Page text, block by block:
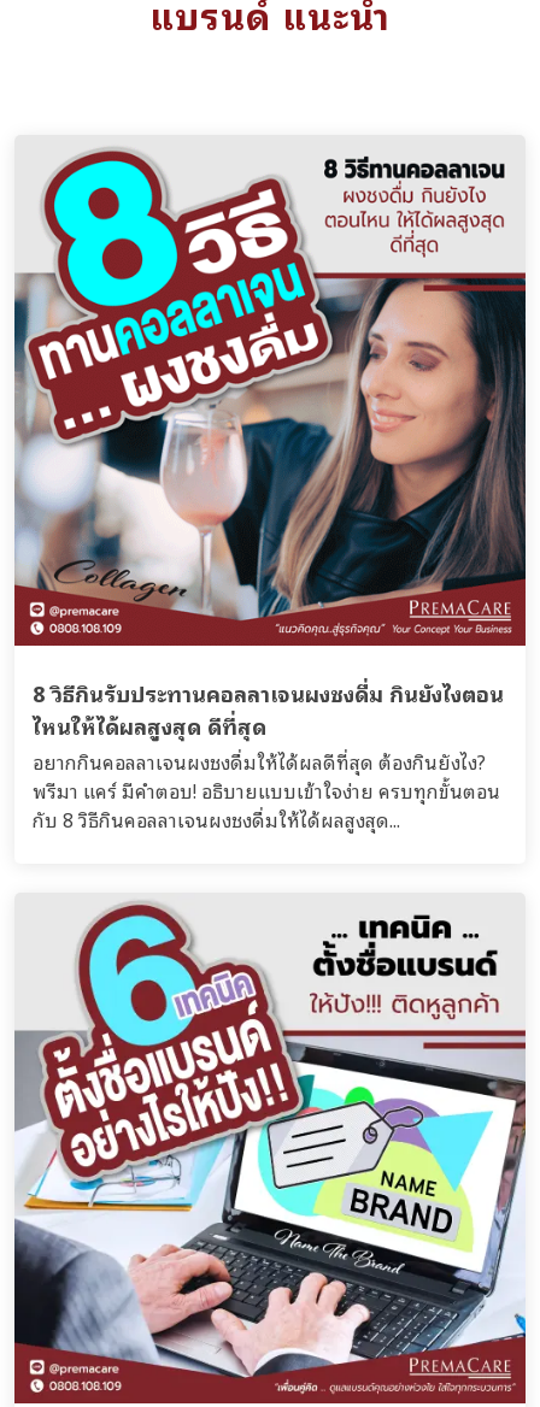
แบรนด์ แนะนำ
8 วิธีกินรับประทานคอลลาเจนผงชงดื่ม กินยังไงตอน
ไหนให้ได้ผลสูงสุด ดีที่สุด
อยากกินคอลลาเจนผงชงดื่มให้ได้ผลดีที่สุด ต้องกินยังไง?
พรีมา แคร์ มีคำตอบ! อธิบายแบบเข้าใจง่าย ครบทุกขั้นตอน
กับ 8 วิธีกินคอลลาเจนผงชงดื่มให้ได้ผลสูงสุด...